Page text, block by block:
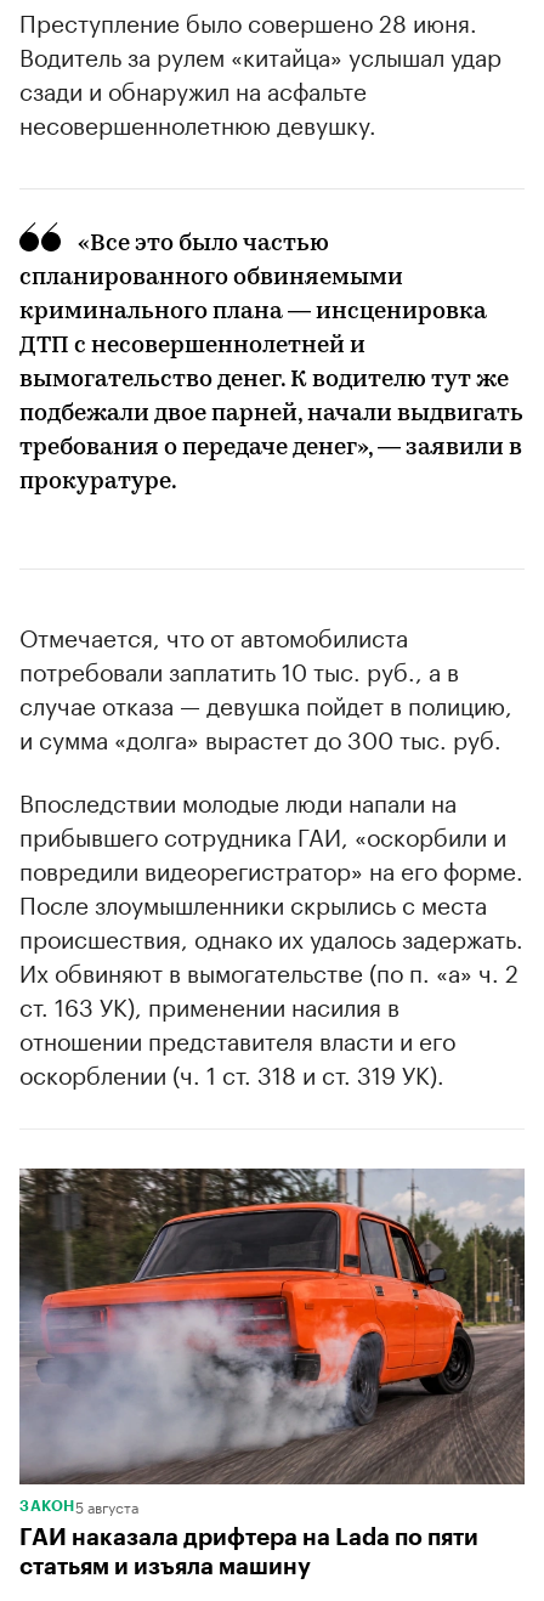
Преступление было совершено 28 июня.
Водитель за рулем «китайца» услышал удар
сзади и обнаружил на асфальте
несовершеннолетнюю девушку.
«Все это было частью
спланированного обвиняемыми
криминального плана — инсценировка
ДТП с несовершеннолетней и
вымогательство денег. К водителю тут же
подбежали двое парней, начали выдвигать
требования о передаче денег», — заявили в
прокуратуре.
Отмечается, что от автомобилиста
потребовали заплатить 10 тыс. руб., а в
случае отказа — девушка пойдет в полицию,
и сумма «долга» вырастет до 300 тыс. руб.
Впоследствии молодые люди напали на
прибывшего сотрудника ГАИ, «оскорбили и
повредили видеорегистратор» на его форме.
После злоумышленники скрылись с места
происшествия, однако их удалось задержать.
Их обвиняют в вымогательстве (по п. «а» ч. 2
ст. 163 УК), применении насилия в
отношении представителя власти и его
оскорблении (ч. 1 ст. 318 и ст. 319 УК).
ЗАКОН 5 августа
ГАИ наказала дрифтера на Lada по пяти
статьям и изъяла машину